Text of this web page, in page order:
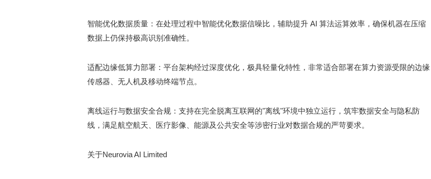
智能优化数据质量 ：在处理过程中智能优化数据信噪比，辅助提升 AI 算法运算效率，确保机器在压缩
数据上仍保持极高识别准确性。
适配边缘低算力部署 ：平台架构经过深度优化，极具轻量化特性，非常适合部署在算力资源受限的边缘
传感器、无人机及移动终端节点。
离线运行与数据安全合规 ：支持在完全脱离互联网的"离线"环境中独立运行，筑牢数据安全与隐私防
线，满足航空航天、医疗影像、能源及公共安全等涉密行业对数据合规的严苛要求。
关于Neurovia AI Limited